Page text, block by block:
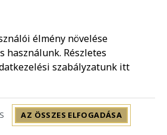
2-5 munkanap
3 SIM kártya
élmény növelése
használunk. Részletes
szabályzatunk itt
AZ ÖSSZES ELFOGADÁSA